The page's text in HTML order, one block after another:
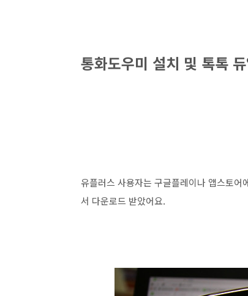
통화도우미 설치 및 톡톡
유플러스 사용자는 구글플레이나 앱스토
서 다운로드 받았어요.